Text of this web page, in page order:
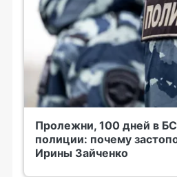
Пролежни, 100 дней в
полиции: почему
Ирины Зайченко